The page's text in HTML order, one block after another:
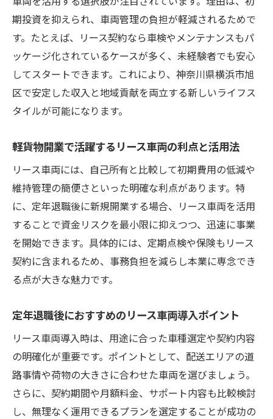
期投資を抑えられ、車両管理の負担が軽減されるためで
す。たとえば、リース契約なら車検やメンテナンスもパ
ッケージ化されているケースが多く、未経験者でも安心
してスタートできます。これにより、神奈川県横浜市旭
区で安定した収入と地域貢献を両立する新しいライフス
タイルが可能になります。
軽貨物開業で活躍するリース車両の利点と活用法
リース車両には、自己所有と比較して初期費用の低減や
維持管理の簡便さといった明確な利点があります。特
に、定年退職後に新規開業する場合、リース車両を活用
することで資金リスクを最小限に抑えつつ、迅速に事業
を開始できます。具体的には、定期点検や保険もリース
契約に含まれるため、事務負担を減らし本業に専念でき
る点が大きな魅力です。
定年退職後におすすめのリース車両導入ポイント
リース車両導入時は、用途に合った車種選定や契約内容
の明確化が重要です。ポイントとして、配送エリアの道
路事情や荷物の大きさに合わせた車両を選びましょう。
さらに、契約期間や月額料金、サポート内容も比較検討
し、無理なく運用できるプランを選定することが成功の